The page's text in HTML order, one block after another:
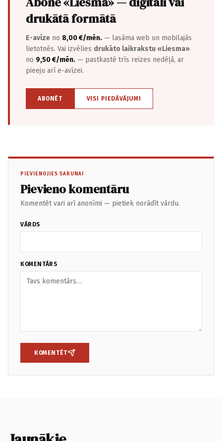
drukātā formātā
E-avīze no 8,00 €/mēn. — lasāma web un mobilajās
lietotnēs. Vai izvēlies drukāto laikrakstu «Liesma»
no 9,50 €/mēn. — pastkastē trīs reizes nedēļā, ar
pieeju arī e-avīzei.
ABONĒT VISI PIEDĀVĀJUMI
PIEVIENOJIES SARUNAI
Pievieno komentāru
Komentēt vari arī anonīmi — pietiek norādīt vārdu.
VĀRDS
KOMENTĀRS
KOMENTĒT